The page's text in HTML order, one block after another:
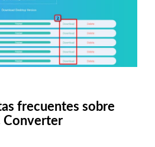
frecuentes sobre
Converter